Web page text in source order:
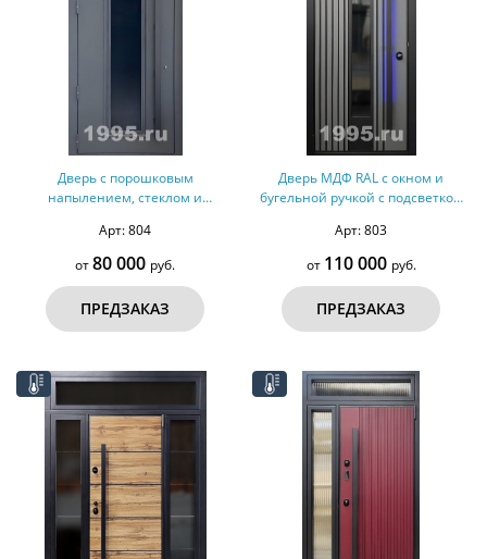
Дверь с порошковым
напылением, стеклом и
оцинкованная сталь)
Арт: 804
от80 000 руб.
ПРЕДЗАКАЗ
Дверь МДФ RAL с окном и
бугельной ручкой с подсветкой
Арт: 803
от 110 000 руб.
ПРЕДЗАКАЗ